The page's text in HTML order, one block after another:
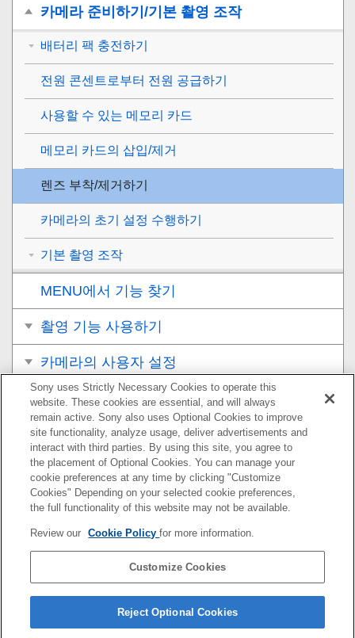
카메라 준비하기/기본 촬영 조작
배터리 팩 충전하기
전원 콘센트로부터 전원 공급하기
사용할 수 있는 메모리 카드
메모리 카드의 삽입/제거
렌즈 부착/제거하기
카메라의 초기 설정 수행하기
기본 촬영 조작
MENU에서 기능 찾기
촬영 기능 사용하기
카메라의 사용자 설정
보기
카메라 설정 변경하기
스마트폰으로 사용할 수 있는 기능
컴퓨터 사용하기
클라우드 서비스 사용하기
문제가 발생했을 때는
Sony uses Strictly Necessary Cookies to operate this
website. These cookies are essential, and will always
remain active. Sony also uses Optional Cookies to improve
site functionality, analyze usage, deliver advertisements and
interact with third parties. By using this site, you agree to
the placement of Optional Cookies. You can manage your
cookie preferences at any time by clicking "Customize
Cookies" Depending on your selected cookie preferences,
the full functionality of this website may not be available.
Review our Cookie Policyfor more information.
Customize Cookies
Reject Optional Cookies